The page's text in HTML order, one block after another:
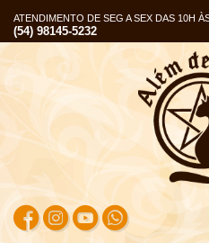
ATENDIMENTO DE SEG A SEX DAS 10H
(54) 98145-5232